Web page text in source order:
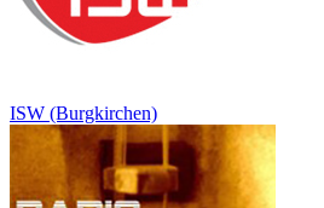
ISW (Burgkirchen)